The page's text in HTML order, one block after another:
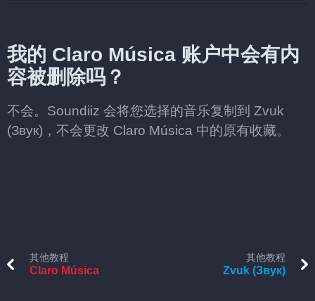
我的 Claro Música 账户中会有内
容被删除吗？
不会。Soundiiz 会将您选择的音乐复制到 Zvuk
(Звук)，不会更改 Claro Música 中的原有收藏。
其他教程
Claro Música
其他教程
Zvuk (Звук)